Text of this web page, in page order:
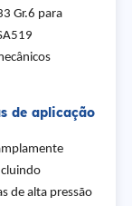
Gr.6 para
de aplicação
de alta pressão